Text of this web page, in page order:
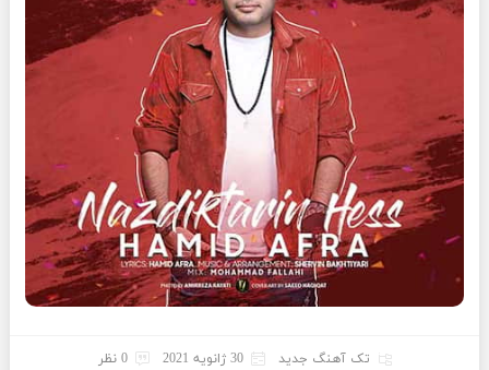
تک آهنگ جدید 30 ژانویه 2021 0 نظر